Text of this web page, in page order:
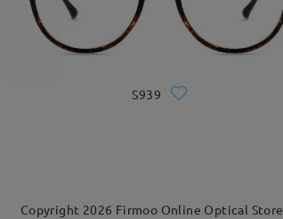
S939
Copyright 2026 Firmoo Online Optical Store